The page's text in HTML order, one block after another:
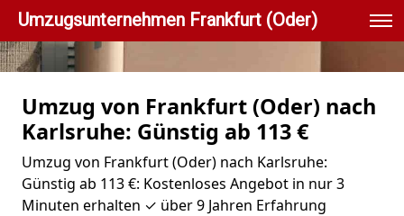
Umzugsunternehmen Frankfurt (Oder)
Umzug von Frankfurt (Oder) nach
Karlsruhe: Günstig ab 113 €
Umzug von Frankfurt (Oder) nach Karlsruhe:
Günstig ab 113 €: Kostenloses Angebot in nur 3
Minuten erhalten ✓ über 9 Jahren Erfahrung